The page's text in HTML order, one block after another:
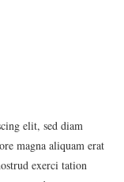
elit, sed diam
magna aliquam erat
exerci tation